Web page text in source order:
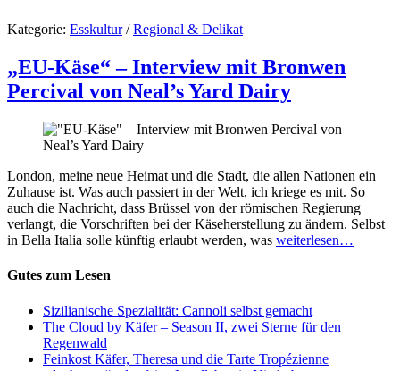
Kategorie: Esskultur/Regional & Delikat
„EU-Käse“ – Interview mit Bronwen
Percival von Neal’s Yard Dairy
London, meine neue Heimat und die Stadt, die allen Nationen ein
Zuhause ist. Was auch passiert in der Welt, ich kriege es mit. So
auch die Nachricht, dass Brüssel von der römischen Regierung
verlangt, die Vorschriften bei der Käseherstellung zu ändern. Selbst
in Bella Italia solle künftig erlaubt werden, was weiterlesen…
Gutes zum Lesen
Sizilianische Spezialität: Cannoli selbst gemacht
The Cloud by Käfer – Season II, zwei Sterne für den
Regenwald
Feinkost Käfer, Theresa und die Tarte Tropézienne